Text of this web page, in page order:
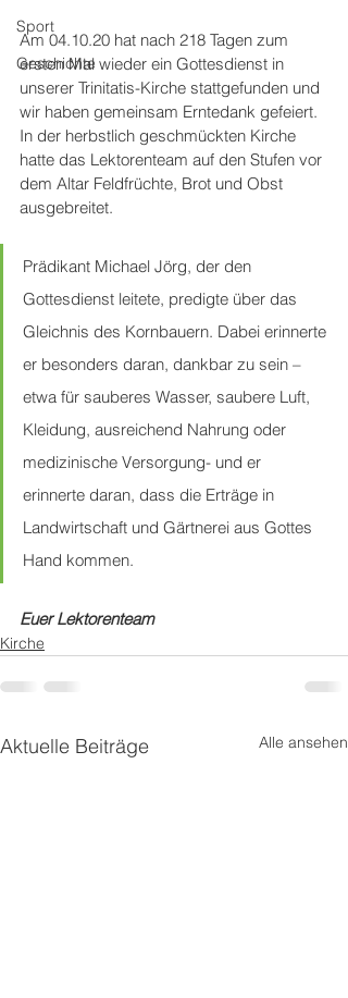
Sport
Geschichte
Am 04.10.20 hat nach 218 Tagen zum
ersten Mal wieder ein Gottesdienst in
unserer Trinitatis-Kirche stattgefunden und
wir haben gemeinsam Erntedank gefeiert.
In der herbstlich geschmückten Kirche
hatte das Lektorenteam auf den Stufen vor
dem Altar Feldfrüchte, Brot und Obst
ausgebreitet.
Prädikant Michael Jörg, der den
Gottesdienst leitete, predigte über das
Gleichnis des Kornbauern. Dabei erinnerte
er besonders daran, dankbar zu sein –
etwa für sauberes Wasser, saubere Luft,
Kleidung, ausreichend Nahrung oder
medizinische Versorgung- und er
erinnerte daran, dass die Erträge in
Landwirtschaft und Gärtnerei aus Gottes
Hand kommen.
Euer Lektorenteam
Kirche
Aktuelle Beiträge Alle ansehen